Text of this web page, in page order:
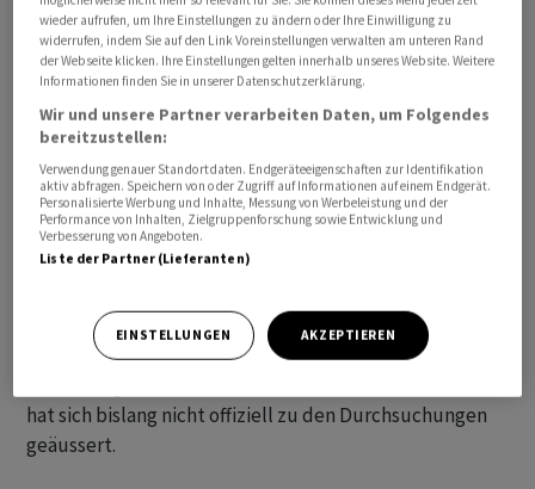
Vergèze sowie ein Labor in Vittel.
Nach Angaben der Ermittlungsredaktion von Radio
France waren rund 40 Beamte der
Betrugsbekämpfungsbehörde im Einsatz. Die
Massnahmen stehen im Zusammenhang mit einem
Ermittlungsverfahren der Pariser Staatsanwaltschaft
nach einer Anzeige der NGO Foodwatch wegen
mutmasslichen Betrugs.
Nestlé Waters bestätigte gegenüber Radio France die
laufenden Kontrollen und erklärte, man kooperiere
hat sich bislang nicht offiziell zu den Durchsuchungen
geäussert.
wieder aufrufen, um Ihre Einstellungen zu ändern oder Ihre Einwilligung zu
widerrufen, indem Sie auf den Link Voreinstellungen verwalten am unteren Rand
der Webseite klicken. Ihre Einstellungen gelten innerhalb unseres Website. Weitere
Informationen finden Sie in unserer Datenschutzerklärung.
Wir und unsere Partner verarbeiten Daten, um Folgendes
bereitzustellen:
Verwendung genauer Standortdaten. Endgeräteeigenschaften zur Identifikation
aktiv abfragen. Speichern von oder Zugriff auf Informationen auf einem Endgerät.
Personalisierte Werbung und Inhalte, Messung von Werbeleistung und der
Performance von Inhalten, Zielgruppenforschung sowie Entwicklung und
Verbesserung von Angeboten.
Liste der Partner (Lieferanten)
EINSTELLUNGEN AKZEPTIEREN